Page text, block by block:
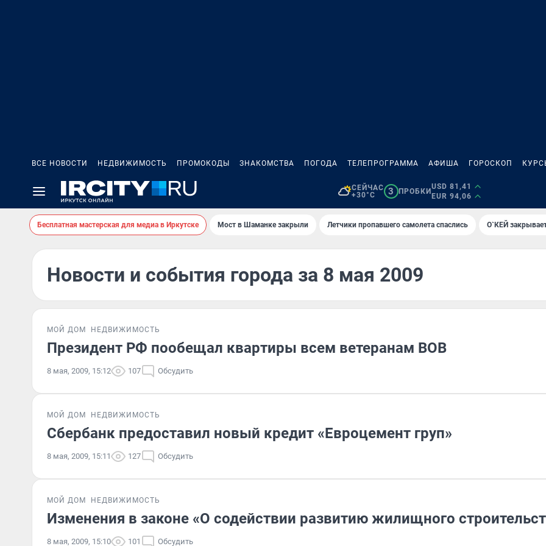
ВСЕ НОВОСТИ НЕДВИЖИМОСТЬ ПРОМОКОДЫ ЗНАКОМСТВА ПОГОДА ТЕЛЕПРОГРАММА АФИША ГОРОСКОП
СЕЙЧАС
+30°C
3 ПРОБКИ
USD 81,41
EUR 94,06
Бесплатная мастерская для медиа в Иркутске Мост в Шаманке закрыли Летчики пропавшего самолета спаслись О`КЕЙ
Новости и события города за 8 мая 2009
МОЙ ДОМ НЕДВИЖИМОСТЬ
Президент РФ пообещал квартиры всем ветеранам ВОВ
8 мая, 2009, 15:12 107 Обсудить
МОЙ ДОМ НЕДВИЖИМОСТЬ
Сбербанк предоставил новый кредит «Евроцемент груп»
8 мая, 2009, 15:11 127 Обсудить
МОЙ ДОМ НЕДВИЖИМОСТЬ
Изменения в законе «О содействии развитию жилищного
8 мая, 2009, 15:10 101 Обсудить